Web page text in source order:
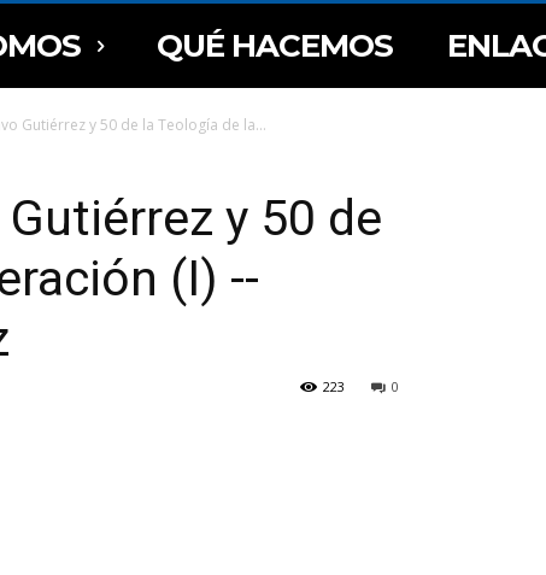
QUÉ HACEMOS
Gutiérrez y 50 de la Teología de la...
y 50 de
(I) --
0
223